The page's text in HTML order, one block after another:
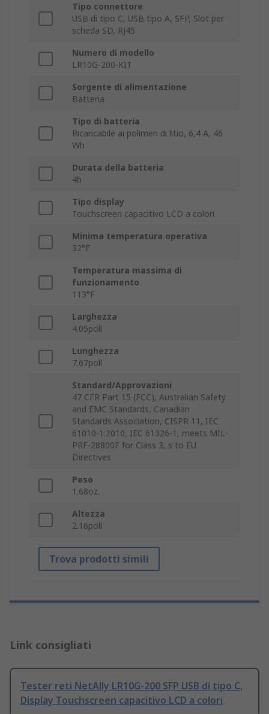
Tipo connettore
USB di tipo C, USB tipo A, SFP, Slot per
scheda SD, RJ45
Numero di modello
LR10G-200-KIT
Sorgente di alimentazione
Batteria
Tipo di batteria
Ricaricabile ai polimeri di litio, 6,4 A, 46
Wh
Durata della batteria
4h
Tipo display
Touchscreen capacitivo LCD a colori
Minima temperatura operativa
32°F
Temperatura massima di
funzionamento
113°F
Larghezza
4.05poll
Lunghezza
7.67poll
Standard/Approvazioni
47 CFR Part 15 (FCC), Australian Safety
and EMC Standards, Canadian
Standards Association, CISPR 11, IEC
61010-1:2010, IEC 61326-1, meets MIL-
PRF-28800F for Class 3, s to EU
Directives
Peso
1.68oz.
Altezza
2.16poll
Trova prodotti simili
Link consigliati
Tester reti NetAlly LR10G-200 SFP USB di tipo C,
Display Touchscreen capacitivo LCD a colori